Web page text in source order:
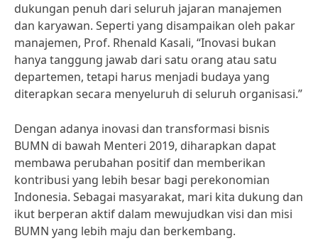
dukungan penuh dari seluruh jajaran manajemen
dan karyawan. Seperti yang disampaikan oleh pakar
manajemen, Prof. Rhenald Kasali, “Inovasi bukan
hanya tanggung jawab dari satu orang atau satu
departemen, tetapi harus menjadi budaya yang
diterapkan secara menyeluruh di seluruh organisasi.”
Dengan adanya inovasi dan transformasi bisnis
BUMN di bawah Menteri 2019, diharapkan dapat
membawa perubahan positif dan memberikan
kontribusi yang lebih besar bagi perekonomian
Indonesia. Sebagai masyarakat, mari kita dukung dan
ikut berperan aktif dalam mewujudkan visi dan misi
BUMN yang lebih maju dan berkembang.